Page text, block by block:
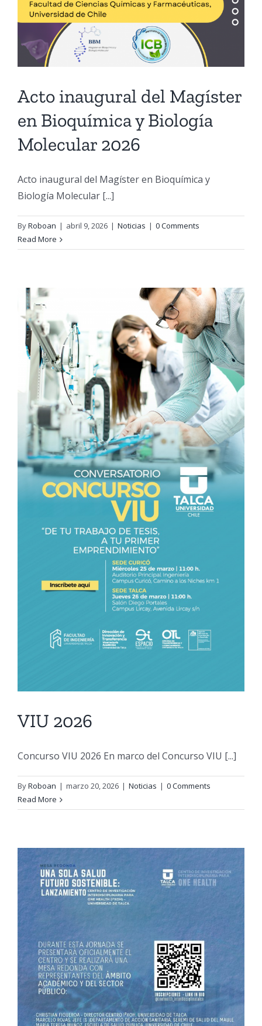
Acto inaugural del Magíster
en Bioquímica y Biología
Molecular 2026
Acto inaugural del Magíster en Bioquímica y
Biología Molecular [...]
ByRoboan | abril 9, 2026 | Noticias | 0 Comments
Read More
VIU 2026
Concurso VIU 2026 En marco del Concurso VIU [...]
ByRoboan | marzo 20, 2026 | Noticias | 0 Comments
Read More